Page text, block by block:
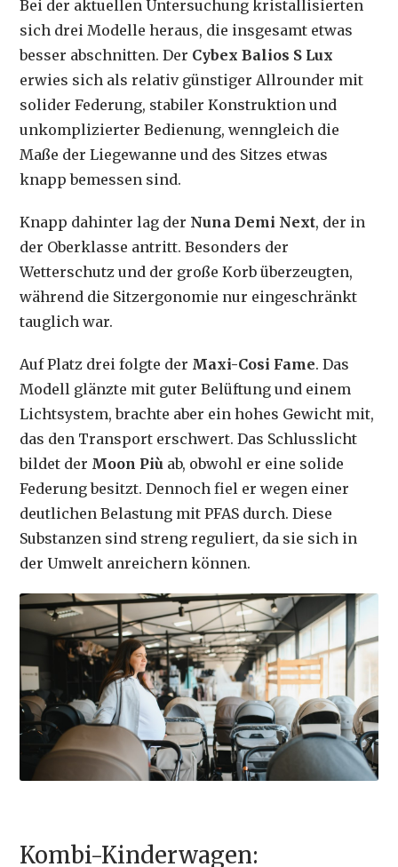
Bei der aktuellen Untersuchung kristallisierten
sich drei Modelle heraus, die insgesamt etwas
besser abschnitten. Der Cybex Balios S Lux
erwies sich als relativ günstiger Allrounder mit
solider Federung, stabiler Konstruktion und
unkomplizierter Bedienung, wenngleich die
Maße der Liegewanne und des Sitzes etwas
knapp bemessen sind.
Knapp dahinter lag der Nuna Demi Next, der in
der Oberklasse antritt. Besonders der
Wetterschutz und der große Korb überzeugten,
während die Sitzergonomie nur eingeschränkt
tauglich war.
Auf Platz drei folgte der Maxi-Cosi Fame. Das
Modell glänzte mit guter Belüftung und einem
Lichtsystem, brachte aber ein hohes Gewicht mit,
das den Transport erschwert. Das Schlusslicht
bildet der Moon Più ab, obwohl er eine solide
Federung besitzt. Dennoch fiel er wegen einer
deutlichen Belastung mit PFAS durch. Diese
Substanzen sind streng reguliert, da sie sich in
der Umwelt anreichern können.
Kombi-Kinderwagen: